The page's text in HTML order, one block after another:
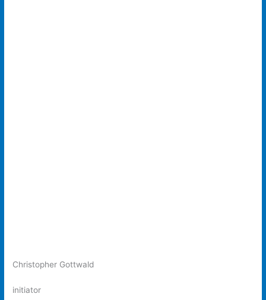
Christopher Gottwald
initiator